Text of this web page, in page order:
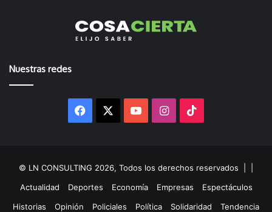
Nuestras redes
Facebook YouTubeInstagram
© LN CONSULTING 2026, Todos los derechos reservados |
Actualidad
Deportes Economía Empresas
Espectáculos
Historias
Opinión Policiales Política Solidaridad Tendencia